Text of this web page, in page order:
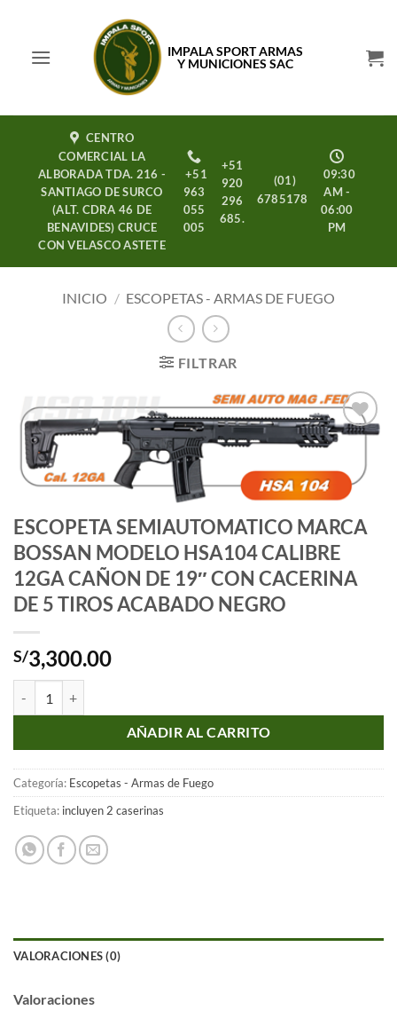
contenido
IMPALA SPORT ARMAS
Y MUNICIONES SAC
CENTRO
COMERCIAL LA
ALBORADA TDA. 216 -
SANTIAGO DE SURCO
(ALT. CDRA 46 DE
BENAVIDES) CRUCE
CON VELASCO ASTETE
09:30
AM -
06:00
PM
+51
963
055
005
+51
920
296
685.
(01)
6785178
INICIO / ESCOPETAS - ARMAS DE FUEGO
FILTRAR
Añadir
lista
de
ESCOPETA SEMIAUTOMATICO MARCA
BOSSAN MODELO HSA104 CALIBRE
12GA CAÑON DE 19″ CON CACERINA
DE 5 TIROS ACABADO NEGRO
S/3,300.00
AÑADIR AL CARRITO
Categoría: Escopetas - Armas de Fuego
Etiqueta: incluyen 2 caserinas
VALORACIONES (0)
Valoraciones